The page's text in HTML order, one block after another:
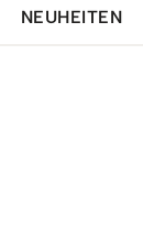
NEUHEITEN